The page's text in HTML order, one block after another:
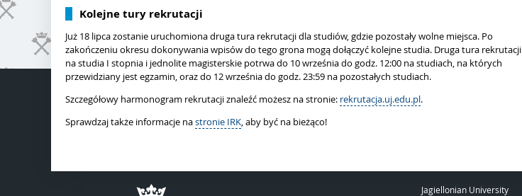
Kolejne tury rekrutacji
Już 18 lipca zostanie uruchomiona druga tura rekrutacji dla studiów, gdzie pozostały wolne miejsca. Po
zakończeniu okresu dokonywania wpisów do tego grona mogą dołączyć kolejne studia. Druga tura rekrutacji
na studia I stopnia i jednolite magisterskie potrwa do 10 września do godz. 12:00 na studiach, na których
przewidziany jest egzamin, oraz do 12 września do godz. 23:59 na pozostałych studiach.
Szczegółowy harmonogram rekrutacji znaleźć możesz na stronie: rekrutacja.uj.edu.pl.
Sprawdzaj także informacje nastronie IRK, aby być na bieżąco!
Jagiellonian University